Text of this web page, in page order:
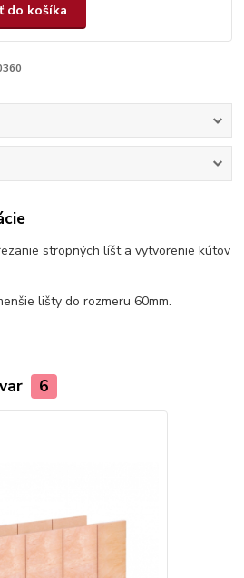
do košíka
stropných líšt a vytvorenie kútov
lišty do rozmeru 60mm.
6